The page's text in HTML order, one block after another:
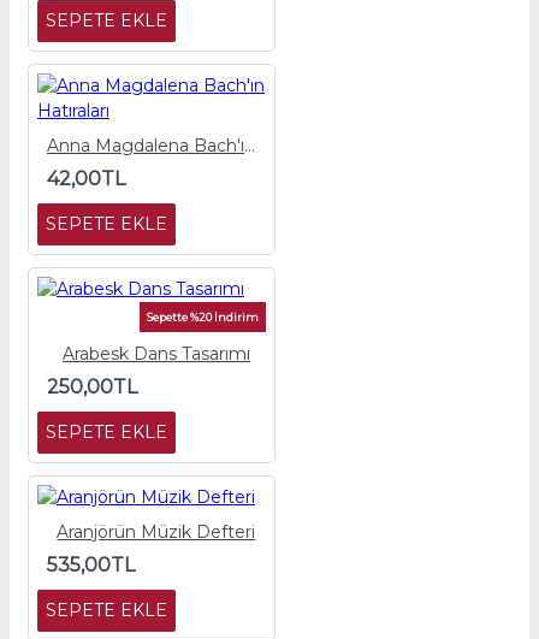
SEPETE EKLE
Anna Magdalena Bach'ın Hatıraları
42,00TL
SEPETE EKLE
Sepette %20 İndirim
Arabesk Dans Tasarımı
250,00TL
SEPETE EKLE
Aranjörün Müzik Defteri
535,00TL
SEPETE EKLE